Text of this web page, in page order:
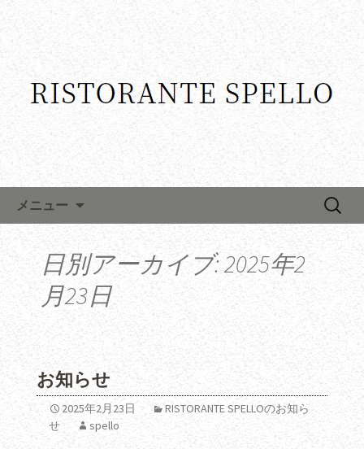
メニュー
検
日別アーカイブ: 2025年2
月23日
お知らせ
2025年2月23日
RISTORANTE SPELLOのお知ら
せ
spello